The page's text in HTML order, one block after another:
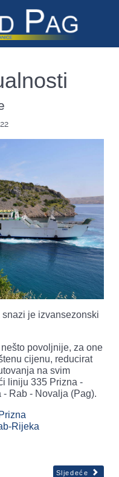
je izvansezonski
povoljnije, za one
cijenu, reducirat
na svim
liniju 335 Prizna -
Rab - Novalja (Pag).
Rijeka
Sljedeće